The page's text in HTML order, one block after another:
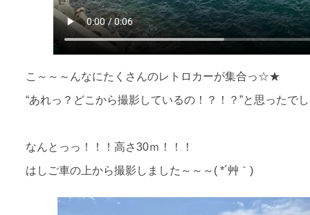
こ～～～んなにたくさんのレトロカーが集合っ☆★
“あれっ？どこから撮影しているの！？！？”と思ったで
なんとっっ！！！高さ30ｍ！！！
はしご車の上から撮影しました～～～( *´艸｀)